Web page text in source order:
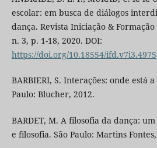
escolar: em busca de diálogos
dança. Revista Iniciação &
n. 3, p. 1-18, 2020. DOI:
https://doi.org/10.18554/ifd.v7i3.4975
BARBIERI, S. Interações: onde está
Paulo: Blucher, 2012.
BARDET, M. A filosofia da dança:
e filosofia. São Paulo: Martins